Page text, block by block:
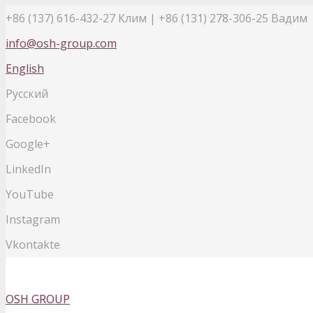
+86 (137) 616-432-27 Клим | +86 (131) 278-306-25 Вадим
info@osh-group.com
English
Русский
Facebook
Google+
LinkedIn
YouTube
Instagram
Vkontakte
OSH GROUP